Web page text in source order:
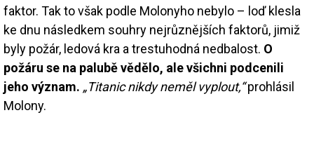
faktor. Tak to však podle Molonyho nebylo – loď klesla
ke dnu následkem souhry nejrůznějších faktorů, jimiž
byly požár, ledová kra a trestuhodná nedbalost. O
požáru se na palubě vědělo, ale všichni podcenili
jeho význam. „Titanic nikdy neměl vyplout,“prohlásil
Molony.